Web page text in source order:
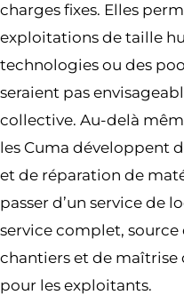
charges fixes. Elles
exploitations de taille
technologies ou des
seraient pas
collective. Au-delà
les Cuma développent
et de réparation de
passer d’un service de
service complet, source
chantiers et de maîtrise
pour les exploitants.